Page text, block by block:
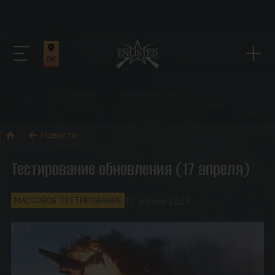
СНГ
Новости
Тестирование обновления (17 апреля)
МАССОВОЕ ТЕСТИРОВАНИЕ 17 апреля 2025